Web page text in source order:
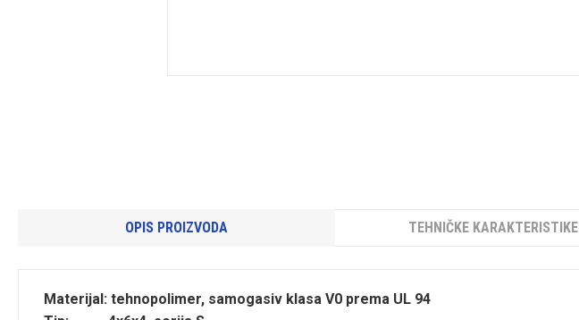
OPIS PROIZVODA TEHNIČKE KARAKTERISTIKE
Materijal: tehnopolimer, samogasiv klasa V0 prema UL 94